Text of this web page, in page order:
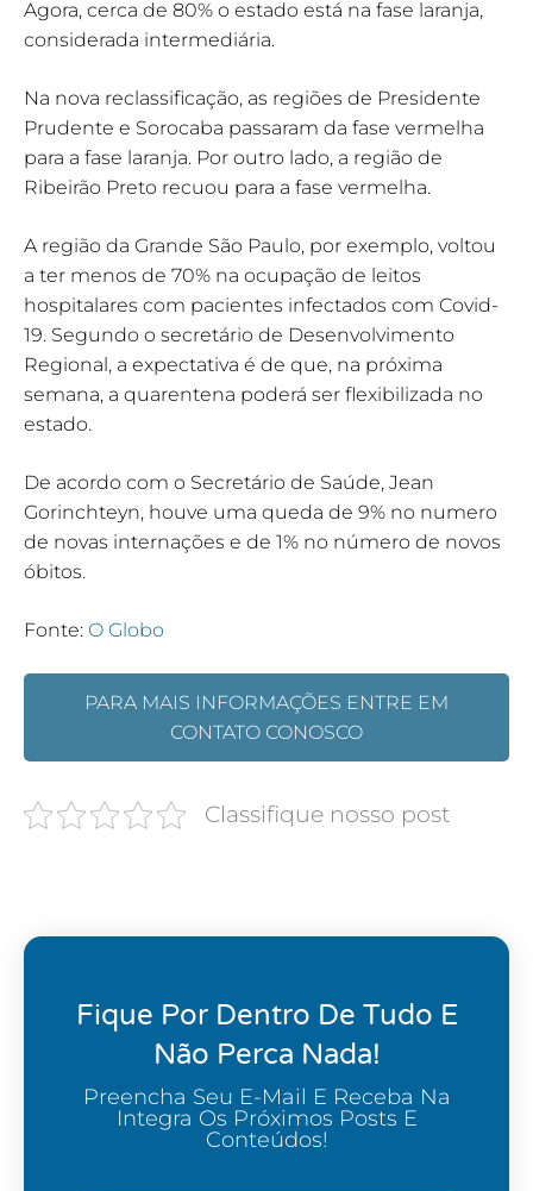
Agora, cerca de 80% o estado está na fase laranja,
considerada intermediária.
Na nova reclassificação, as regiões de Presidente
Prudente e Sorocaba passaram da fase vermelha
para a fase laranja. Por outro lado, a região de
Ribeirão Preto recuou para a fase vermelha.
A região da Grande São Paulo, por exemplo, voltou
a ter menos de 70% na ocupação de leitos
hospitalares com pacientes infectados com Covid-
19. Segundo o secretário de Desenvolvimento
Regional, a expectativa é de que, na próxima
semana, a quarentena poderá ser flexibilizada no
estado.
De acordo com o Secretário de Saúde, Jean
Gorinchteyn, houve uma queda de 9% no numero
de novas internações e de 1% no número de novos
óbitos.
Fonte: O Globo
PARA MAIS INFORMAÇÕES ENTRE EM
CONTATO CONOSCO
Classifique nosso post
Fique Por Dentro De Tudo E
Não Perca Nada!
Preencha Seu E-Mail E Receba Na
Integra Os Próximos Posts E
Conteúdos!